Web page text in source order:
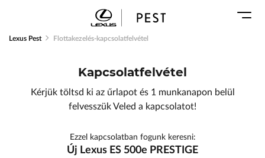
Lexus Pest
ŠKODA Schiller
BYD Schiller
Cupra Schiller
Lexus Pest
Lexus Pest Flottakezelés-kapcsolatfelvétel
Kapcsolatfelvétel
Kérjük töltsd ki az űrlapot és 1 munkanapon belül
felvesszük Veled a kapcsolatot!
Ezzel kapcsolatban fogunk keresni:
Új Lexus ES 500e PRESTIGE